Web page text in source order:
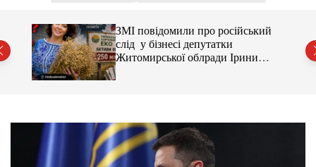
у
о
о
г
ЗМІ повідомили про російський
слід у бізнесі депутатки
Житомирської облради Ірини